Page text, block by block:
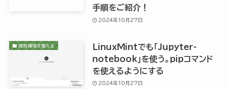
手順をご紹介！
2024年10月27日
開発環境を整える
LinuxMintでも「Jupyter-
notebook」を使う。pipコマンド
を使えるようにする
2024年10月27日